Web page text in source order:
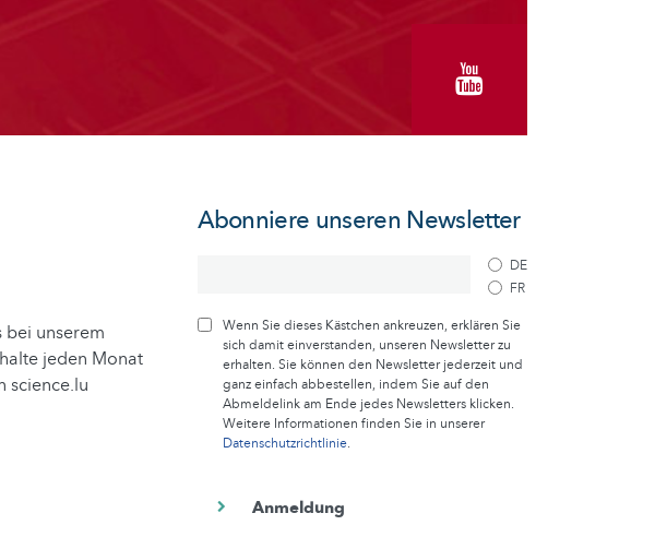
unserem
jeden Monat
science.lu
Abonniere unseren Newsletter
DE
FR
Wenn Sie dieses Kästchen ankreuzen, erklären Sie
sich damit einverstanden, unseren Newsletter zu
erhalten. Sie können den Newsletter jederzeit und
ganz einfach abbestellen, indem Sie auf den
Abmeldelink am Ende jedes Newsletters klicken.
Weitere Informationen finden Sie in unserer
Datenschutzrichtlinie.